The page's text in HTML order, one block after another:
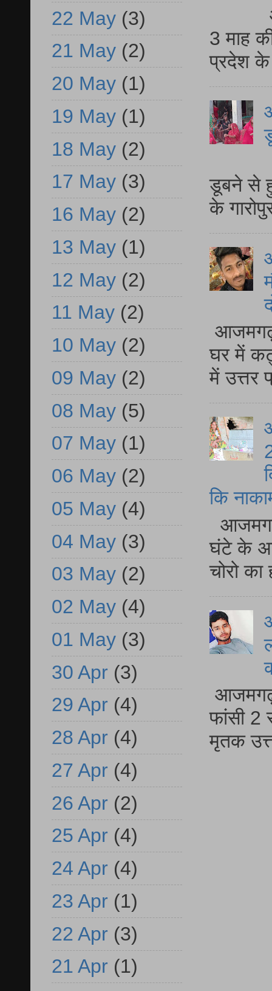
3 माह
प्रदेश
डूबने से
के
घर में
में
कि
घंटे के
चोरो
आजमगढ़
फांसी 2
मृतक
22 May (3)
21 May (2)
20 May (1)
19 May (1)
18 May (2)
17 May (3)
16 May (2)
13 May (1)
12 May (2)
11 May (2)
10 May (2)
09 May (2)
08 May (5)
07 May (1)
06 May (2)
05 May (4)
04 May (3)
03 May (2)
02 May (4)
01 May (3)
30 Apr (3)
29 Apr (4)
28 Apr (4)
27 Apr (4)
26 Apr (2)
25 Apr (4)
24 Apr (4)
23 Apr (1)
22 Apr (3)
21 Apr (1)